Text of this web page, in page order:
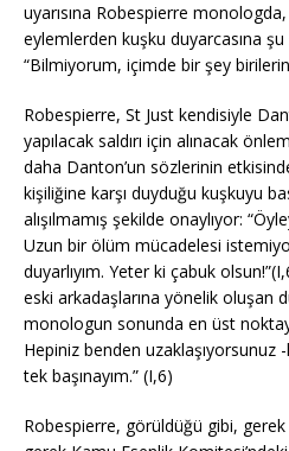
uyarısına Robespierre monologda,
eylemlerden kuşku duyarcasına
“Bilmiyorum, içimde bir şey
Robespierre, St Just kendisiyle
yapılacak saldırı için alınacak
daha Danton’un sözlerinin
kişiliğine karşı duyduğu kuşkuyu
alışılmamış şekilde onaylıyor:
Uzun bir ölüm mücadelesi
duyarlıyım. Yeter ki çabuk
eski arkadaşlarına yönelik oluşan
monologun sonunda en üst
Hepiniz benden
tek başınayım.” (I,6)
Robespierre, görüldüğü gibi,